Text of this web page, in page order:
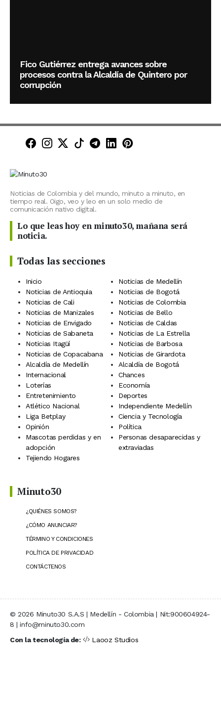
Fico Gutiérrez entrega avances sobre
procesos contra la Alcaldía de Quintero por
corrupción
Minuto30 en Facebook
Minuto30 en Instagram
Minuto30 en X (Twitter)
Minuto30 en TikTok
Canal de Minuto30 en
Minuto30 en LinkedIn
Minuto30 en
Noticias de Colombia y del mundo, minuto a minuto, en
tiempo real. Oigo, veo y leo en un solo medio de
comunicación nativo digital.
Lo que leas hoy en minuto30, mañana será
noticia.
Todas las secciones
Inicio
Noticias de Medellín
Noticias de Antioquia
Noticias de Bogotá
Noticias de Cali
Noticias de Colombia
Noticias de Manizales
Noticias de Bello
Noticias de Envigado
Noticias de Caldas
Noticias de Sabaneta
Noticias de La Estrella
Noticias Itagüí
Noticias de Barbosa
Noticias de Copacabana
Noticias de Girardota
Alcaldía de Medellín
Alcaldía de Bogotá
Internacional
Chances
Loterías
Economía
Entretenimiento
Deportes
Atlético Nacional
Independiente Medellín
Liga Betplay
Ciencia y Tecnología
Opinión
Política
Mascotas perdidas y en
adopción
Personas desaparecidas y
extraviadas
Tejiendo Hogares
Minuto30
¿QUIÉNES SOMOS?
¿CÓMO ANUNCIAR?
TÉRMINO Y CONDICIONES
POLÍTICA DE PRIVACIDAD
CONTÁCTENOS
© 2026 Minuto30 S.A.S | Medellín - Colombia | Nit:900604924-
8 | info@minuto30.com
Con la tecnología de:
Laooz Studios